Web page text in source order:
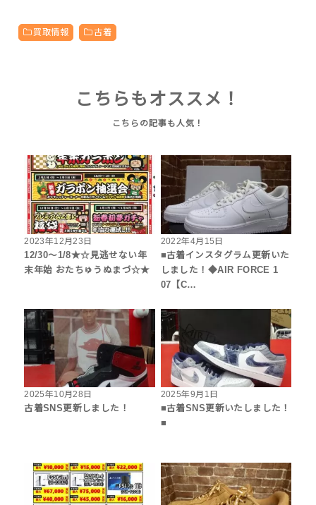
買取情報 古着
こちらもオススメ！
2023年12月23日
12/30～1/8★☆見逃せない年
末年始 おたちゅうぬまづ☆★
2022年4月15日
■古着インスタグラム更新いた
しました！◆AIR FORCE 1
07【C…
2025年10月28日
古着SNS更新しました！
2025年9月1日
■古着SNS更新いたしました！
■